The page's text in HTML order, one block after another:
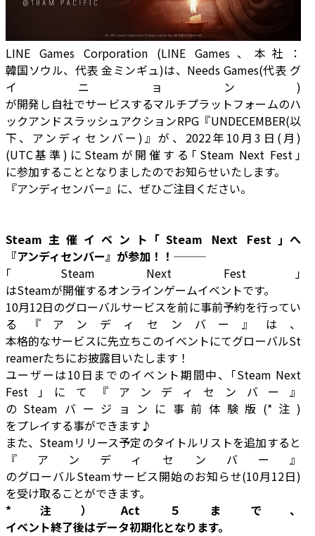
LINE Games Corporation (LINE Games、本社：
韓国ソウル、代表 金ミンギュ)は、Needs Games(代表 グ
イニョン)
が開発し自社でサービスするマルチプラットフォームのハ
ックアンドスラッシュアクションRPG『UNDECEMBER(以
下、アンディセンバー)』が、2022年10月3日(月)
(UTC基準)にSteamが開催する｢Steam Next Fest｣
に参加することとなりましたのでお知らせいたします。
『アンディセンバー』に、ぜひご注目ください。
Steam 主催イベント｢ Steam Next Fest ｣へ
『アンディセンバー』が参加！！―――
｢Steam Next Fest｣
はSteamが開催するオンラインゲームイベントです。
10月12日のグローバルサービスを前に事前予約を行ってい
る『アンディセンバー』は、
本格的なサービスに先立ちこのイベントにてグローバルSt
reamerたちにお披露目いたします！
ユーザーは10日までのイベント期間中、｢Steam Next
Fest｣にて『アンディセンバー』
のSteamバージョンに事前体験版(*注)
をプレイする事ができます♪
また、Steamリリース予定のタイトルリストを追加すると
『アンディセンバー』
のグローバルSteamサービス開始のお知らせ(10月12日)
を受け取ることができます。
*注）Act ５まで、
イベント終了後はデータ初期化となります。